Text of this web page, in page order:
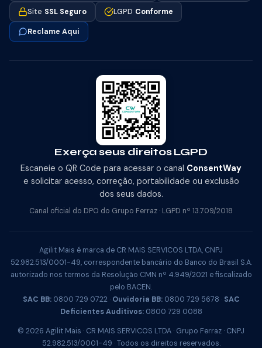
Site SSL Seguro LGPD Conforme
Reclame Aqui
Exerça seus direitos LGPD
Escaneie o QR Code para acessar o canal ConsentWay
e solicitar acesso, correção, portabilidade ou exclusão
dos seus dados.
Canal oficial do DPO do Grupo Ferraz · LGPD nº 13.709/2018
Agilit Mais é marca de CR MAIS SERVICOS LTDA, CNPJ
52.982.513/0001-49, correspondente bancário do Banco do Brasil S.A.
autorizado nos termos da Resolução CMN nº 4.949/2021 e fiscalizado
pelo BACEN.
SAC BB:0800 729 0722 · Ouvidoria BB:0800 729 5678 · SAC
Deficientes Auditivos:0800 729 0088
© 2026 Agilit Mais · CR MAIS SERVICOS LTDA · Grupo Ferraz · CNPJ
52.982.513/0001-49 · Todos os direitos reservados.